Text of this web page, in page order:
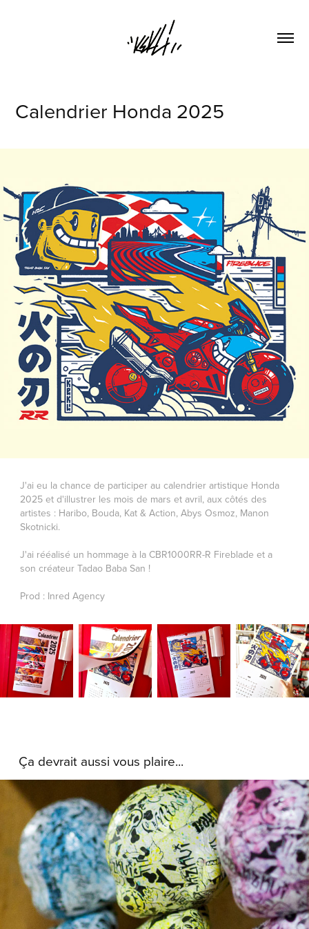
Calendrier Honda 2025
J'ai eu la chance de participer au calendrier artistique Honda
2025 et d'illustrer les mois de mars et avril, aux côtés des
artistes : Haribo, Bouda, Kat & Action, Abys Osmoz, Manon
Skotnicki.
J'ai rééalisé un hommage à la CBR1000RR-R Fireblade et a
son créateur Tadao Baba San !
Prod : Inred Agency
Ça devrait aussi vous plaire...
Munny Mess